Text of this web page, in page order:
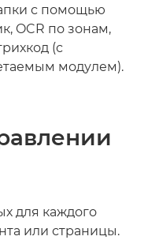
с помощью
OCR по зонам,
(с
модулем).
для каждого
или страницы.